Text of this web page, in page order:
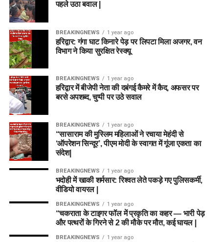
पहले उठा बवाल |
BREAKINGNEWS 1 year ago
हरिद्वार: गंगा घाट किनारे पेड़ पर लिपटा मिला अजगर, वन
विभाग ने किया सुरक्षित रेस्क्यू
BREAKINGNEWS 1 year ago
हरिद्वार में बीजेपी नेता की दबंगई कैमरे में कैद, अफसर पर
बरसे अपशब्द, चुप्पी पर उठे सवाल
BREAKINGNEWS 1 year ago
“सासाराम की मुस्लिम महिलाओं ने रचाया मेहंदी से
‘ऑपरेशन सिन्दूर’, पीएम मोदी के स्वागत में गूंजा एकता का
संदेश|
BREAKINGNEWS 1 year ago
भदोही में खाकी शर्मसार: रिश्वत लेते पकड़े गए पुलिसकर्मी,
वीडियो वायरल |
BREAKINGNEWS 1 year ago
“चकराता के टाइगर फॉल में प्रकृति का कहर — भारी पेड़
और पत्थरों के गिरने से 2 की मौके पर मौत, कई घायल |
BREAKINGNEWS 1 year ago